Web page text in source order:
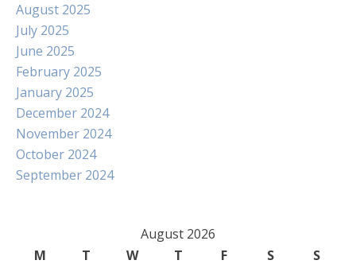
August 2025
July 2025
June 2025
February 2025
January 2025
December 2024
November 2024
October 2024
September 2024
August 2026
M
T W T F S
S